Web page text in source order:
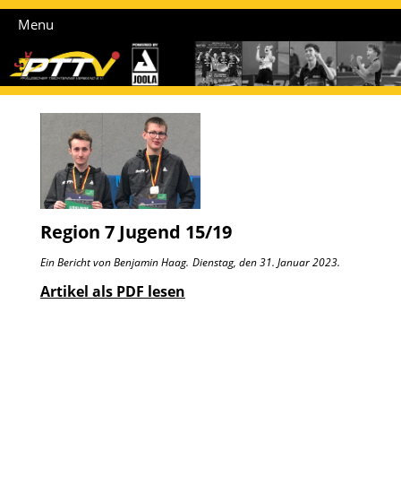
Menu
Region 7 Jugend 15/19
Ein Bericht von Benjamin Haag. Dienstag, den 31. Januar 2023.
Artikel als PDF lesen